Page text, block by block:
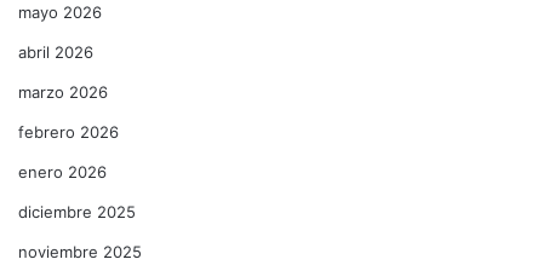
mayo 2026
abril 2026
marzo 2026
febrero 2026
enero 2026
diciembre 2025
noviembre 2025